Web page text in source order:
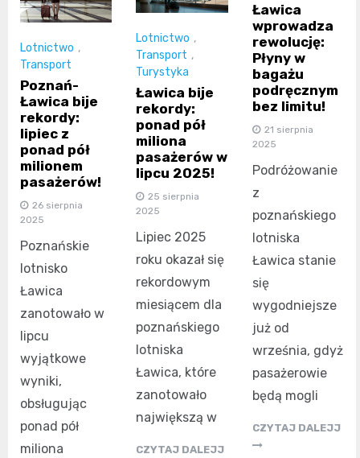
Lotnictwo ,
Transport
Poznań-
Ławica bije
rekordy:
lipiec z
ponad pół
milionem
pasażerów!
26 sierpnia
2025
Poznańskie
lotnisko
Ławica
zanotowało w
lipcu
wyjątkowe
wyniki,
obsługując
ponad pół
miliona
Lotnictwo ,
Transport ,
Turystyka
Ławica bije
rekordy:
ponad pół
miliona
pasażerów w
lipcu 2025!
25 sierpnia
2025
Lipiec 2025
roku okazał się
rekordowym
miesiącem dla
poznańskiego
lotniska
Ławica, które
zanotowało
największą w
CZYTAJ DALEJJ
Ławica
wprowadza
rewolucję:
Płyny w
bagażu
podręcznym
bez limitu!
21 sierpnia
2025
Podróżowanie
z
poznańskiego
lotniska
Ławica stanie
się
wygodniejsze
już od
września, gdyż
pasażerowie
będą mogli
CZYTAJ DALEJJ